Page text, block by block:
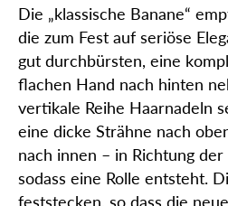
Die „klassische Banane“
die zum Fest auf seriöse
gut durchbürsten, eine
flachen Hand nach hinten
vertikale Reihe Haarnadeln
eine dicke Strähne nach
nach innen – in Richtung
sodass eine Rolle entsteht.
feststecken, so dass die